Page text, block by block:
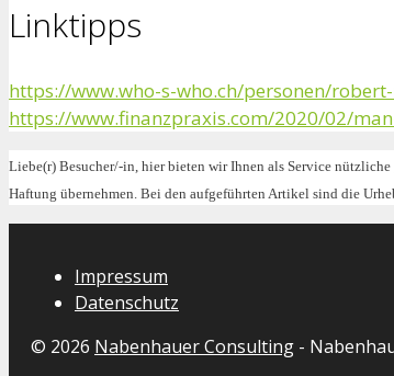
Linktipps
https://www.who-s-who.ch/personen/
https://www.finanzpraxis.com/2020/02/
Liebe(r) Besucher/-in, hier bieten wir Ihnen als Service
Haftung übernehmen. Bei den aufgeführten Artikel sind die
Impressum
Datenschutz
© 2026 Nabenhauer Consulting -